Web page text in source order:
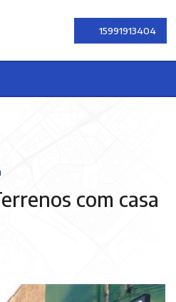
15991913404
com casa